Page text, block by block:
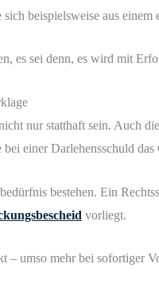
beispielsweise aus
es sei denn, es wird mit
nur statthaft sein. Auch
einer Darlehensschuld
bestehen. Ein
vorliegt.
– umso mehr bei sofortiger